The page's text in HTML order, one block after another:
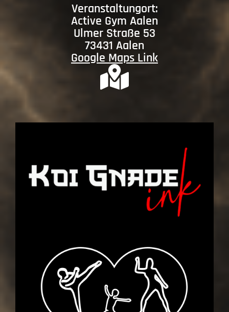
Veranstaltungort:
Active Gym Aalen
Ulmer Straße 53
73431 Aalen
Google Maps Link